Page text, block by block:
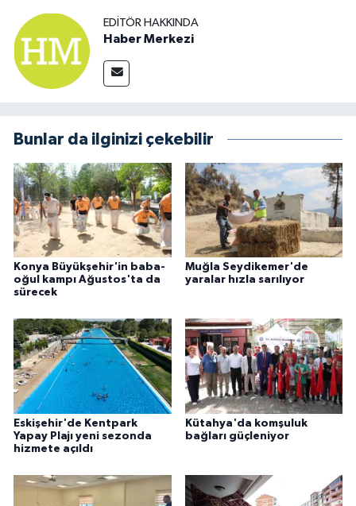
EDITÖR HAKKINDA
Haber Merkezi
Bunlar da ilginizi çekebilir
Konya Büyükşehir'in baba-
oğul kampı Ağustos'ta da
sürecek
Muğla Seydikemer'de
yaralar hızla sarılıyor
Eskişehir'de Kentpark
Yapay Plajı yeni sezonda
hizmete açıldı
Kütahya'da komşuluk
bağları güçleniyor